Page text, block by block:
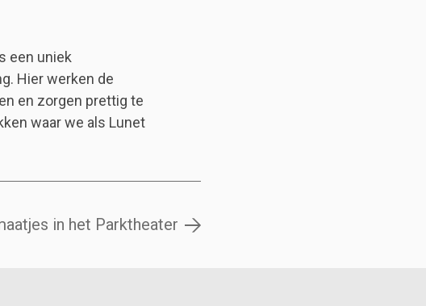
een uniek
Hier werken de
en zorgen prettig te
waar we als Lunet
in het Parktheater